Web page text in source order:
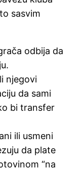
sasvim
odbija da
njegovi
da sami
bi transfer
ili usmeni
da plate
“na